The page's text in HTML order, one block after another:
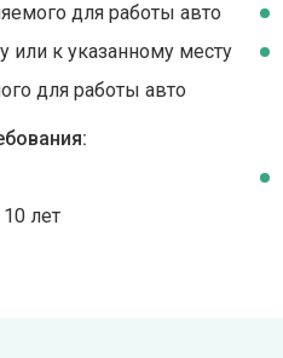
для работы авто
или к указанному месту
для работы авто
лет